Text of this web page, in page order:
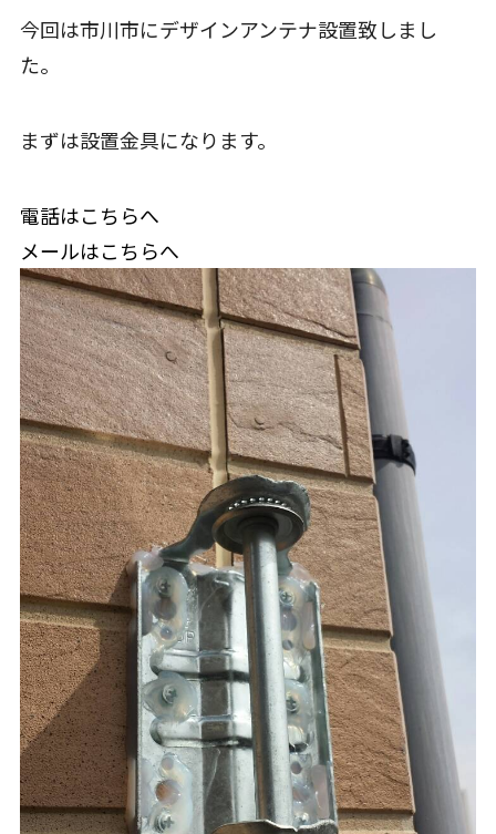
今回は市川市にデザインアンテナ設置致しまし
た。
まずは設置金具になります。
電話はこちらへ
メールはこちらへ